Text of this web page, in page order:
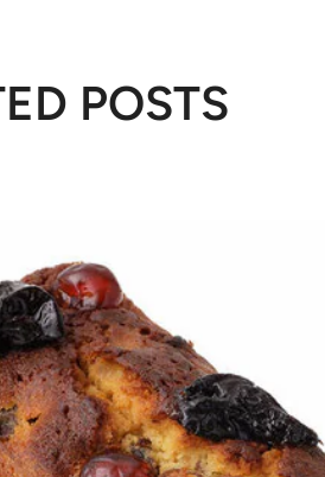
POSTS